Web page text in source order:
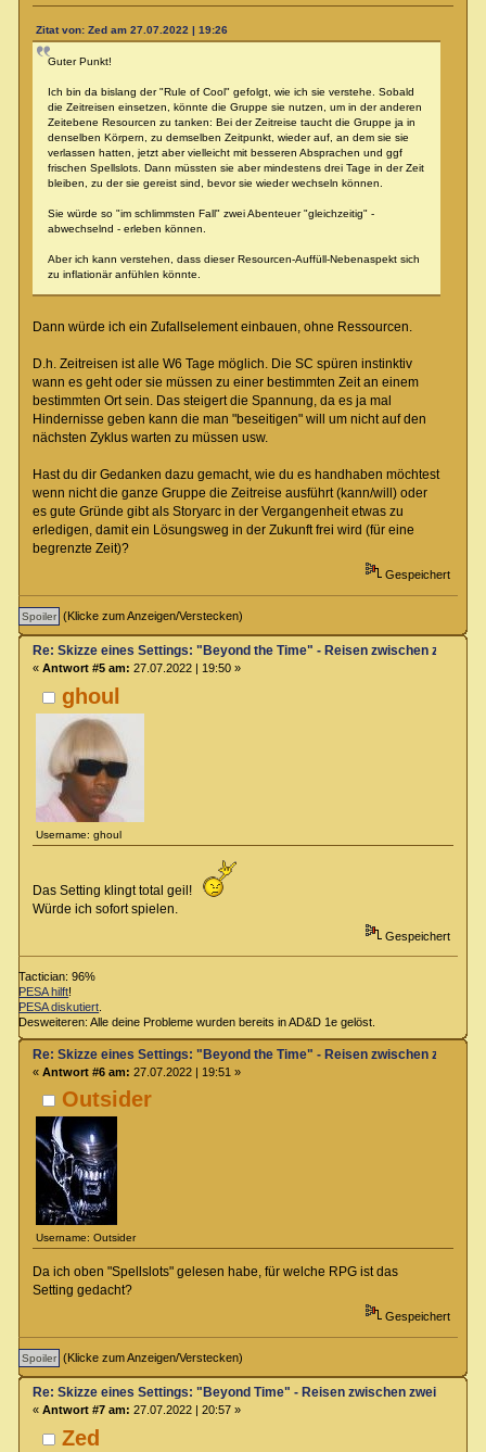
Zitat von: Zed am 27.07.2022 | 19:26
Guter Punkt!
Ich bin da bislang der "Rule of Cool" gefolgt, wie ich sie verstehe. Sobald
die Zeitreisen einsetzen, könnte die Gruppe sie nutzen, um in der anderen
Zeitebene Resourcen zu tanken: Bei der Zeitreise taucht die Gruppe ja in
denselben Körpern, zu demselben Zeitpunkt, wieder auf, an dem sie sie
verlassen hatten, jetzt aber vielleicht mit besseren Absprachen und ggf
frischen Spellslots. Dann müssten sie aber mindestens drei Tage in der Zeit
bleiben, zu der sie gereist sind, bevor sie wieder wechseln können.
Sie würde so "im schlimmsten Fall" zwei Abenteuer "gleichzeitig" -
abwechselnd - erleben können.
Aber ich kann verstehen, dass dieser Resourcen-Auffüll-Nebenaspekt sich
zu inflationär anfühlen könnte.
Dann würde ich ein Zufallselement einbauen, ohne Ressourcen.
D.h. Zeitreisen ist alle W6 Tage möglich. Die SC spüren instinktiv
wann es geht oder sie müssen zu einer bestimmten Zeit an einem
bestimmten Ort sein. Das steigert die Spannung, da es ja mal
Hindernisse geben kann die man "beseitigen" will um nicht auf den
nächsten Zyklus warten zu müssen usw.
Hast du dir Gedanken dazu gemacht, wie du es handhaben möchtest
wenn nicht die ganze Gruppe die Zeitreise ausführt (kann/will) oder
es gute Gründe gibt als Storyarc in der Vergangenheit etwas zu
erledigen, damit ein Lösungsweg in der Zukunft frei wird (für eine
begrenzte Zeit)?
Gespeichert
(Klicke zum Anzeigen/Verstecken)
ghoul
Username: ghoul
Re: Skizze eines Settings: "Beyond the Time" - Reisen zwischen zwei
« Antwort #5 am: 27.07.2022 | 19:50 »
Das Setting klingt total geil!
Würde ich sofort spielen.
Gespeichert
Tactician: 96%
PESA hilft!
PESA diskutiert
Desweiteren: Alle deine Probleme wurden bereits in AD&D 1e gelöst.
Outsider
Username: Outsider
Re: Skizze eines Settings: "Beyond the Time" - Reisen zwischen zwei
« Antwort #6 am: 27.07.2022 | 19:51 »
Da ich oben "Spellslots" gelesen habe, für welche RPG ist das
Setting gedacht?
Gespeichert
(Klicke zum Anzeigen/Verstecken)
Zed
Re: Skizze eines Settings: "Beyond Time" - Reisen zwischen zwei
« Antwort #7 am: 27.07.2022 | 20:57 »